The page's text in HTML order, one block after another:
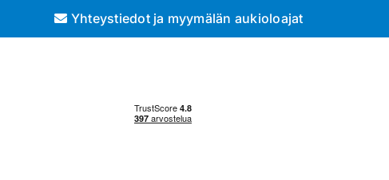
Yhteystiedot ja myymälän aukioloajat